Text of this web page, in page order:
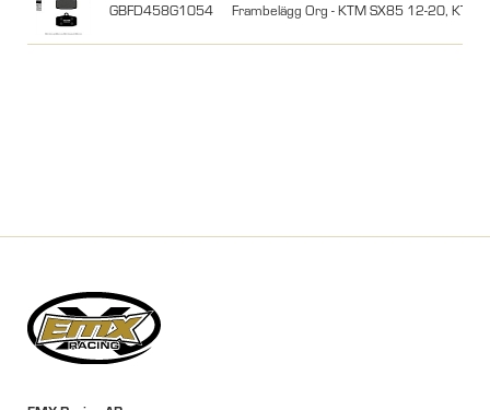
GBFD458G1054 Frambelägg Org - KTM SX85 12-20, KTM